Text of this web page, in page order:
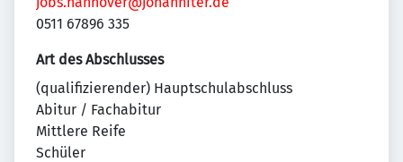
0511 67896 335
Art des Abschlusses
(qualifizierender) Hauptschulabschluss
Abitur / Fachabitur
Mittlere Reife
Schüler